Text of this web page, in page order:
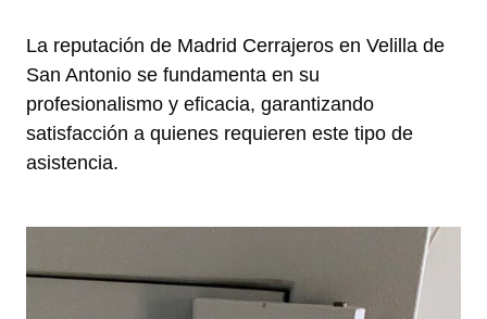
La reputación de Madrid Cerrajeros en Velilla de
San Antonio se fundamenta en su
profesionalismo y eficacia, garantizando
satisfacción a quienes requieren este tipo de
asistencia.